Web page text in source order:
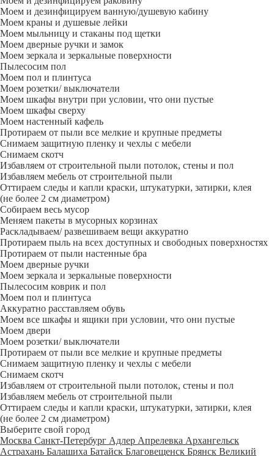
Моем и дезинфицируем ванную/душевую кабину
Моем краны и душевые лейки
Моем мыльницу и стаканы под щетки
Моем дверные ручки и замок
Моем зеркала и зеркальные поверхности
Пылесосим пол
Моем пол и плинтуса
Моем розетки/ выключатели
Моем шкафы внутри при условии, что они пустые
Моем шкафы сверху
Моем настенный кафель
Протираем от пыли все мелкие и крупные предметы
Снимаем защитную пленку и чехлы с мебели
Снимаем скотч
Избавляем от строительной пыли потолок, стены и пол
Избавляем мебель от строительной пыли
Оттираем следы и капли краски, штукатурки, затирки, клея
(не более 2 см диаметром)
Собираем весь мусор
Меняем пакеты в мусорных корзинах
Раскладываем/ развешиваем вещи аккуратно
Протираем пыль на всех доступных и свободных поверхностях
Протираем от пыли настенные бра
Моем дверные ручки
Моем зеркала и зеркальные поверхности
Пылесосим коврик и пол
Моем пол и плинтуса
Аккуратно расставляем обувь
Моем все шкафы и ящики при условии, что они пустые
Моем двери
Моем розетки/ выключатели
Протираем от пыли все мелкие и крупные предметы
Снимаем защитную пленку и чехлы с мебели
Снимаем скотч
Избавляем от строительной пыли потолок, стены и пол
Избавляем мебель от строительной пыли
Оттираем следы и капли краски, штукатурки, затирки, клея
(не более 2 см диаметром)
Выберите свой город
Москва Санкт-Петербург Адлер Апрелевка Архангельск
Астрахань Балашиха Батайск Благовещенск Брянск Великий